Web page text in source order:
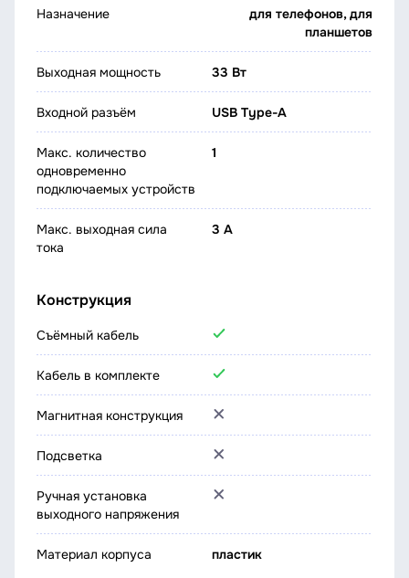
Назначение
для телефонов, для
планшетов
Выходная мощность 33 Вт
Входной разъём USB Type-A
Макс. количество
одновременно
подключаемых устройств
1
Макс. выходная сила
тока
3 А
Конструкция
Съёмный кабель
Кабель в комплекте
Магнитная конструкция
Подсветка
Ручная установка
выходного напряжения
Материал корпуса пластик